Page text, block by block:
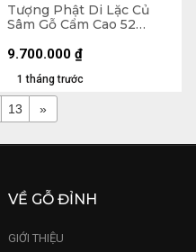
Tượng Phật Di Lặc Củ
Sâm Gỗ Cẩm Cao 52
1 tháng trước
9.700.000 ₫
13 »
VỀ GỖ ĐỈNH
GIỚI THIỆU